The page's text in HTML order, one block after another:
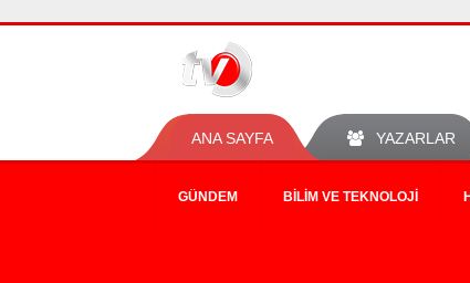
ANA SAYFA YAZARLAR
GÜNDEM BILIM VE TEKNOLOJI